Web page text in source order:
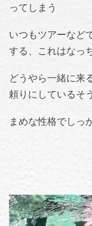
ってしまう
いつもツアーなど
する、これはなっ
どうやら一緒に来
頼りにしているそう
まめな性格でしっ